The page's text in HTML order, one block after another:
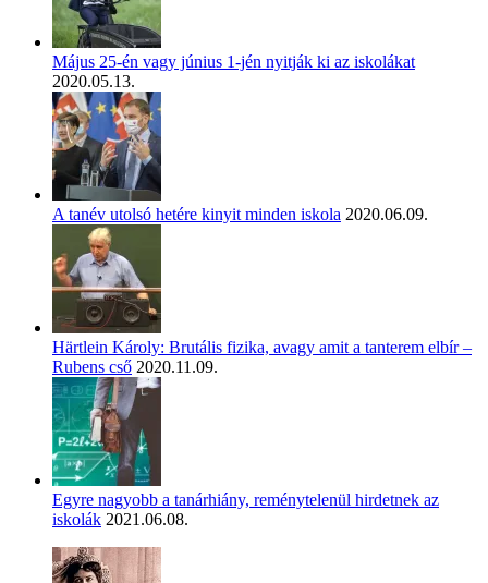
Május 25-én vagy június 1-jén nyitják ki az iskolákat
2020.05.13.
A tanév utolsó hetére kinyit minden iskola 2020.06.09.
Härtlein Károly: Brutális fizika, avagy amit a tanterem elbír –
Rubens cső 2020.11.09.
Egyre nagyobb a tanárhiány, reménytelenül hirdetnek az
iskolák 2021.06.08.